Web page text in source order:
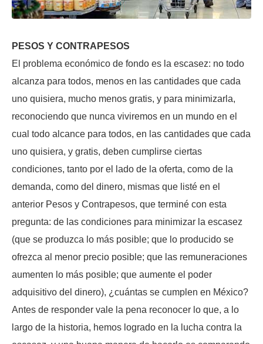
PESOS Y CONTRAPESOS
El problema económico de fondo es la escasez: no todo
alcanza para todos, menos en las cantidades que cada
uno quisiera, mucho menos gratis, y para minimizarla,
reconociendo que nunca viviremos en un mundo en el
cual todo alcance para todos, en las cantidades que cada
uno quisiera, y gratis, deben cumplirse ciertas
condiciones, tanto por el lado de la oferta, como de la
demanda, como del dinero, mismas que listé en el
anterior Pesos y Contrapesos, que terminé con esta
pregunta: de las condiciones para minimizar la escasez
(que se produzca lo más posible; que lo producido se
ofrezca al menor precio posible; que las remuneraciones
aumenten lo más posible; que aumente el poder
adquisitivo del dinero), ¿cuántas se cumplen en México?
Antes de responder vale la pena reconocer lo que, a lo
largo de la historia, hemos logrado en la lucha contra la